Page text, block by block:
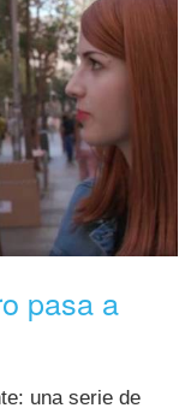
pasa a
una serie de